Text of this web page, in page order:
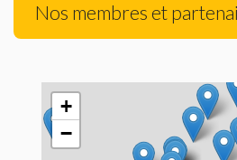
Nos membres et
+
−